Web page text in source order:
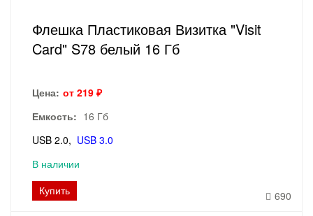
Флешка Пластиковая Визитка "Visit
Card" S78 белый 16 Гб
Цена: от 219 ₽
Емкость: 16 Гб
USB 2.0
USB 3.0
В наличии
Купить
690